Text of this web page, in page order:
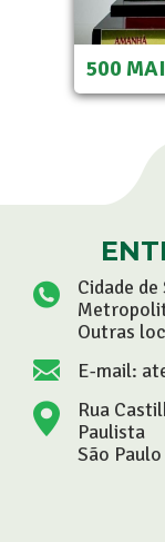
500
Cidade
Outras
E-mail:
Rua
Paulista
São